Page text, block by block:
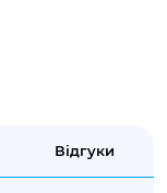
Відгуки